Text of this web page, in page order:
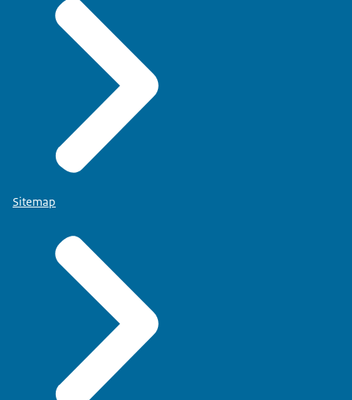
Sitemap